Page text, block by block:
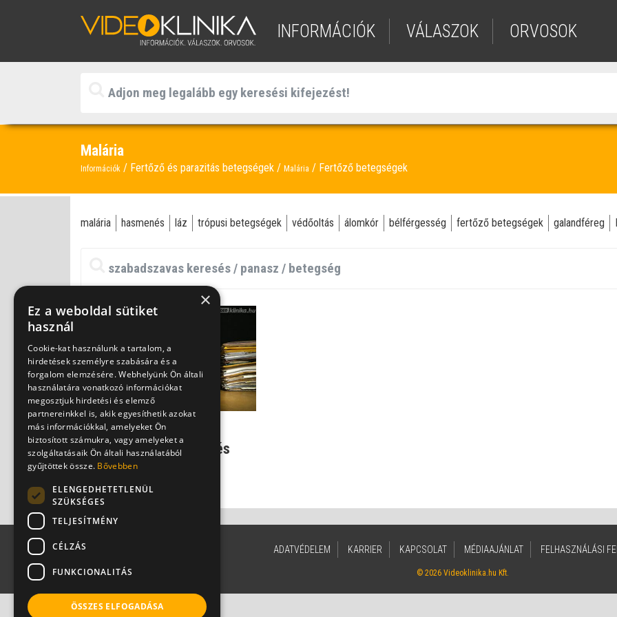
INFORMÁCIÓK VÁLASZOK ORVOSOK
Malária
Információk Fertőző és parazitás betegségek Malária Fertőző betegségek
malária hasmenés láz trópusi betegségek védőoltás álomkór bélférgesség fertőző betegségek galandféreg
Behurcolt egzotikus
betegségek - álomkór és
társai Európában
Dr. Szlávik János
ADATVÉDELEM KARRIER KAPCSOLAT MÉDIAAJÁNLAT FELHASZNÁLÁSI
© 2026 Videoklinika.hu Kft.
×
Ez a weboldal sütiket
használ
Cookie-kat használunk a tartalom, a
hirdetések személyre szabására és a
forgalom elemzésére. Webhelyünk Ön általi
használatára vonatkozó információkat
megosztjuk hirdetési és elemző
partnereinkkel is, akik egyesíthetik azokat
más információkkal, amelyeket Ön
biztosított számukra, vagy amelyeket a
szolgáltatásaik Ön általi használatából
gyűjtöttek össze. Bővebben
ELENGEDHETETLENÜL
SZÜKSÉGES
TELJESÍTMÉNY
CÉLZÁS
FUNKCIONALITÁS
ÖSSZES ELFOGADÁSA